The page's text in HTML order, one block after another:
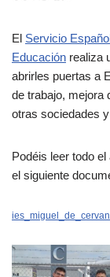
El Servicio
Educación realiza
abrirles puertas a
de trabajo, mejora
otras sociedades
Podéis leer todo
el siguiente